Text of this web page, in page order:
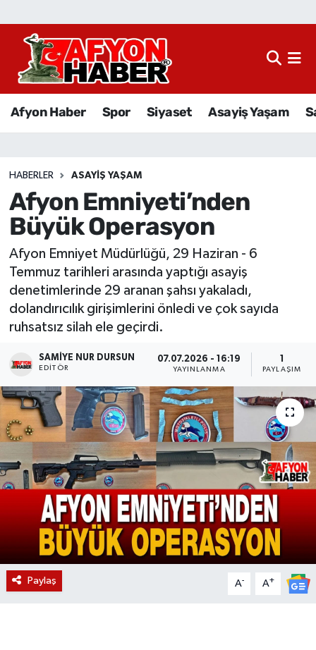
Afyon Haber Spor Siyaset Asayiş Yaşam
HABERLER ASAYIŞ YAŞAM
Afyon Emniyeti’nden
Büyük Operasyon
Afyon Emniyet Müdürlüğü, 29 Haziran - 6
Temmuz tarihleri arasında yaptığı asayiş
denetimlerinde 29 aranan şahsı yakaladı,
dolandırıcılık girişimlerini önledi ve çok sayıda
ruhsatsız silah ele geçirdi.
SAMIYE NUR DURSUN
EDITÖR
07.07.2026 - 16:19
YAYINLANMA PAYLAŞIM
Paylaş A- A+
Afyon Haber
Sağlık
Eğitim
Sivil Toplum
Ekonomi